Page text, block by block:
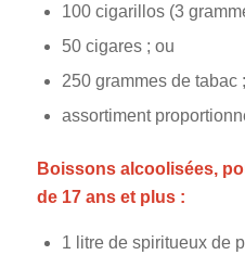
100 cigarillos (3
50 cigares ; ou
250 grammes de tabac
assortiment
Boissons alcoolisées,
de 17 ans et plus :
1 litre de spiritueux de